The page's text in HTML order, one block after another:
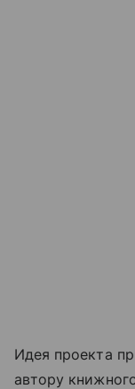
Идея проекта
автору